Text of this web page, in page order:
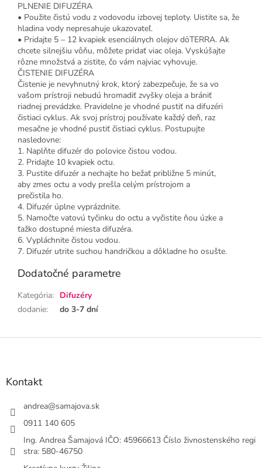
PLNENIE DIFUZÉRA
• Použite čistú vodu z vodovodu izbovej teploty. Uistite sa, že
hladina vody nepresahuje ukazovateľ.
• Pridajte 5 – 12 kvapiek esenciálnych olejov dōTERRA. Ak
chcete silnejšiu vôňu, môžete pridať viac oleja. Vyskúšajte
rôzne množstvá a zistite, čo vám najviac vyhovuje.
ČISTENIE DIFUZÉRA
Čistenie je nevyhnutný krok, ktorý zabezpečuje, že sa vo
vašom prístroji nebudú hromadiť zvyšky oleja a brániť
riadnej prevádzke. Pravidelne je vhodné pustiť na difuzéri
čistiaci cyklus. Ak svoj prístroj používate každý deň, raz
mesačne je vhodné pustiť čistiaci cyklus. Postupujte
nasledovne:
1. Naplňte difuzér do polovice čistou vodou.
2. Pridajte 10 kvapiek octu.
3. Pustite difuzér a nechajte ho bežať približne 5 minút,
aby zmes octu a vody prešla celým prístrojom a
prečistila ho.
4. Difuzér úplne vyprázdnite.
5. Namočte vatovú tyčinku do octu a vyčistite ňou úzke a
ťažko dostupné miesta difuzéra.
6. Vypláchnite čistou vodou.
7. Difuzér utrite suchou handričkou a dôkladne ho osušte.
Dodatočné parametre
Kategória: Difuzéry
dodanie: do 3-7 dní
Z
Kontakt
andrea@samajova.sk
0911 140 605
Ing. Andrea Šamajová IČO: 45966613 Číslo živnostenského regi
stra: 580-46750